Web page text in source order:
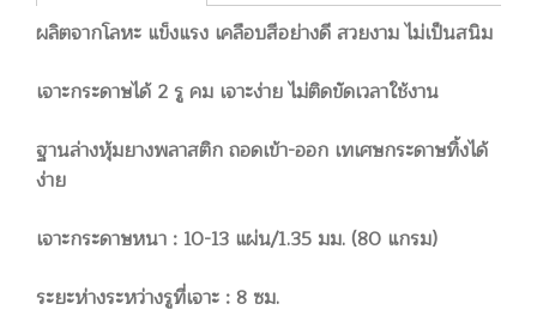
ผลิตจากโลหะ แข็งแรง เคลือบสีอย่างดี สวยงาม ไม่เป็นสนิม
เจาะกระดาษได้ 2 รู คม เจาะง่าย ไม่ติดขัดเวลาใช้งาน
ฐานล่างหุ้มยางพลาสติก ถอดเข้า-ออก เทเศษกระดาษทิ้งได้
ง่าย
เจาะกระดาษหนา : 10-13 แผ่น/1.35 มม. (80 แกรม)
ระยะห่างระหว่างรูที่เจาะ : 8 ซม.